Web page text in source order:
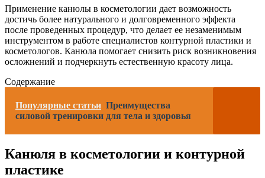
Применение канюлы в косметологии дает возможность
достичь более натурального и долговременного эффекта
после проведенных процедур, что делает ее незаменимым
инструментом в работе специалистов контурной пластики и
косметологов. Канюла помогает снизить риск возникновения
осложнений и подчеркнуть естественную красоту лица.
Содержание
Популярные статьи Преимущества
силовой тренировки для тела и здоровья
Канюля в косметологии и контурной
пластике